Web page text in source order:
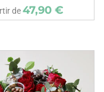
de47,90 €